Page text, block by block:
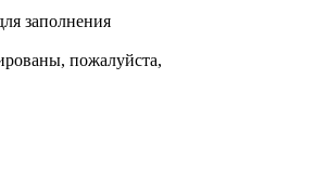
заполнения
пожалуйста,